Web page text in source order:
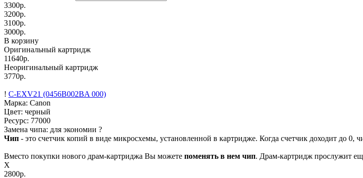
3300р.
3200р.
3100р.
3000р.
В корзину
Оригинальный картридж
11640р.
Неоригинальный картридж
3770р.
! C-EXV21 (0456B002BA 000)
Марка: Canon
Цвет: черный
Ресурс: 77000
Замена чипа: для экономии ?
Чип - это счетчик копий в виде микросхемы, установленной в картридже. Когда счетчик доходит до 0,
Вместо покупки нового драм-картриджа Вы можете поменять в нем чип. Драм-картридж прослужит
X
2800р.